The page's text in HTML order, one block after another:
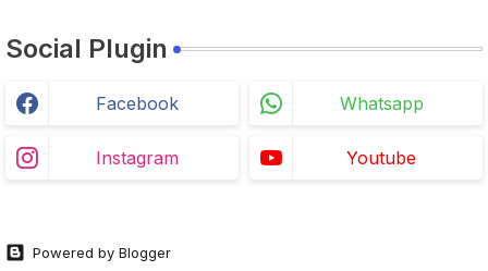
Social Plugin
Facebook Whatsapp
Instagram Youtube
Powered by Blogger